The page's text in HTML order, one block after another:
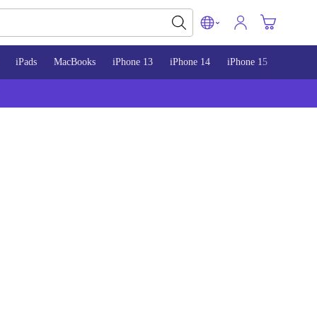
iPads MacBooks iPhone 13 iPhone 14 iPhone 15